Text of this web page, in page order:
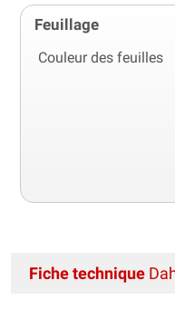
Feuillage
Couleur des feuilles
Fiche technique